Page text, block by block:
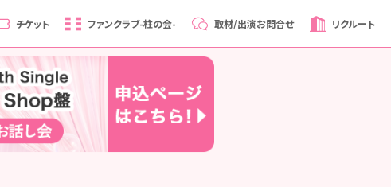
チケット ファンクラブ-柱の会- 取材/出演お問合せ リクルート